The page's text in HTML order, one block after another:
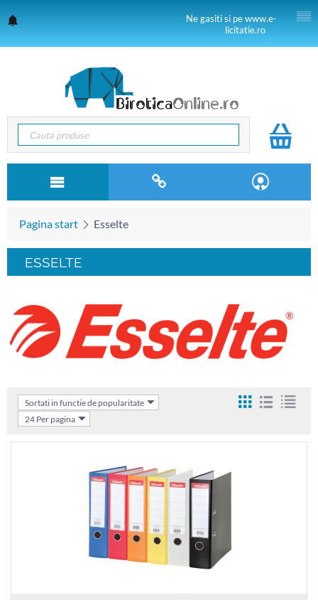
Ne gasiti si pe www.e-
licitatie.ro
Pagina start Esselte
ESSELTE
Sortati in functie de popularitate
24 Per pagina